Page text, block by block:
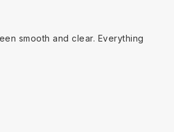
smooth and clear. Everything